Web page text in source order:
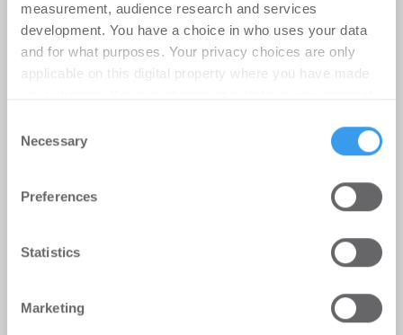
measurement, audience research and services
development. You have a choice in who uses your data
and for what purposes. Your privacy choices are only
applicable on this digital property where you have made
the Privacy trigger icon.
Find out more about how your personal data is processed
and set your preferences in the
We use cookies to personalise content and ads, to
provide social media features and to analyse our traffic.
our social media, advertising and analytics partners who
Selection
Necessary
Preferences
Statistics
Marketing
Finanzierungsindex Difi